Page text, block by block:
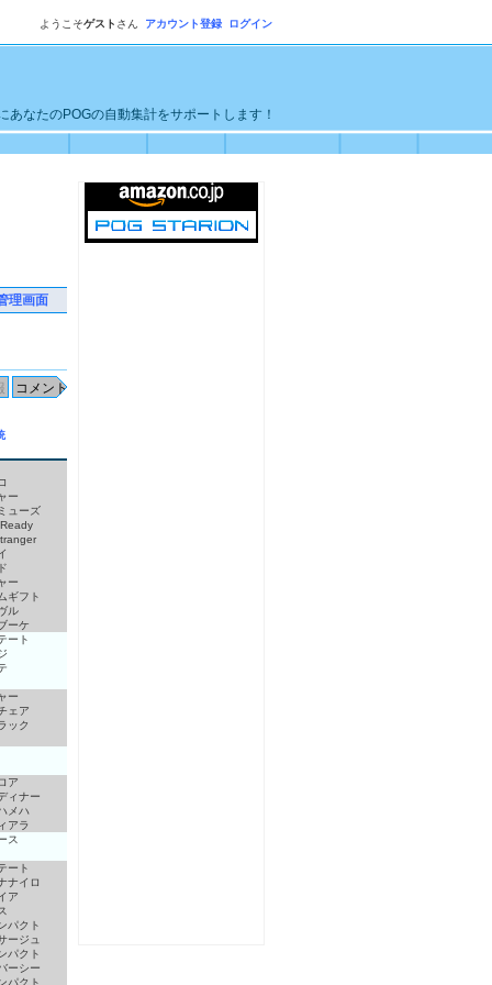
ようこそゲスト さん アカウント登録 ログイン
なたのPOGの自動集計をサポートします！
理画面
ー
ューズ
ー
ギフト
ル
ーケ
ート
ー
ェア
ック
ア
ィナー
メハ
アラ
ス
ート
ナイロ
ア
パクト
ージュ
パクト
ーシー
パクト